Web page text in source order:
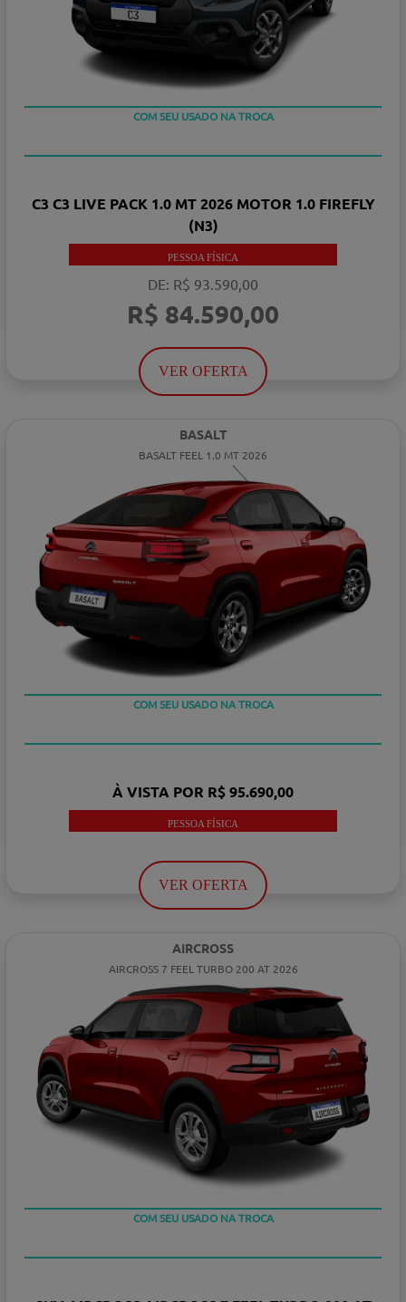
C3 C3 LIVE PACK 1.0 MT 2026 MOTOR 1.0 FIREFLY
(N3)
PESSOA FÍSICA
DE: R$ 93.590,00
R$ 84.590,00
VER OFERTA
BASALT
BASALT FEEL 1.0 MT 2026
COM SEU USADO NA TROCA
À VISTA POR R$ 95.690,00
PESSOA FÍSICA
VER OFERTA
AIRCROSS
AIRCROSS 7 FEEL TURBO 200 AT 2026
COM SEU USADO NA TROCA